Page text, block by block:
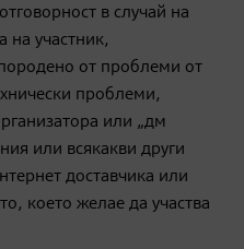
в случай на
на участник,
от проблеми от
проблеми,
или „дм
или всякакви други
доставчика или
което желае да участва